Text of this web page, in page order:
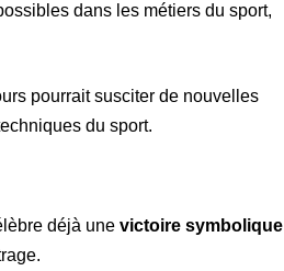
dans les métiers du sport,
pourrait susciter de nouvelles
du sport.
déjà une victoire symbolique